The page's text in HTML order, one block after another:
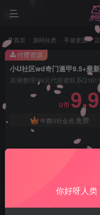
首页 源码分类 手游资源
小U社区wd奇门遁甲9.5+最
亲测整理/99元代搭建联系
U币 9.9
年费U社会员 免费
小U站长亲测整理如有问题联
付费资源
你好呀人